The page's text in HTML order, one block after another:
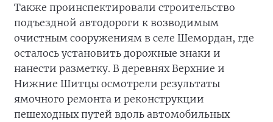
Также проинспектировали строительство
подъездной автодороги к возводимым
очистным сооружениям в селе Шемордан, где
осталось установить дорожные знаки и
нанести разметку. В деревнях Верхние и
Нижние Шитцы осмотрели результаты
ямочного ремонта и реконструкции
пешеходных путей вдоль автомобильных